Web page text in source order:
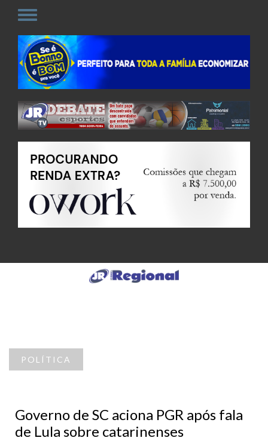
POLÍTICA
Governo de SC aciona PGR após fala
de Lula sobre catarinenses